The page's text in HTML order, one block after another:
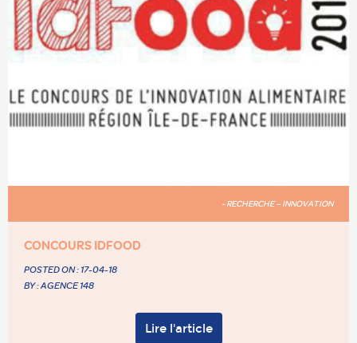
- RECHERCHE – INNOVATION
CONCOURS IDFOOD
POSTED ON : 17-04-18
BY : AGENCE 148
Lire l'article